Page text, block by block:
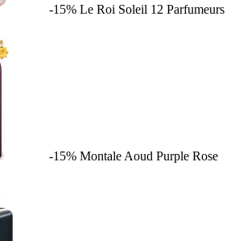
-15% Le Roi Soleil 12 Parfumeurs
-15% Montale Aoud Purple Rose